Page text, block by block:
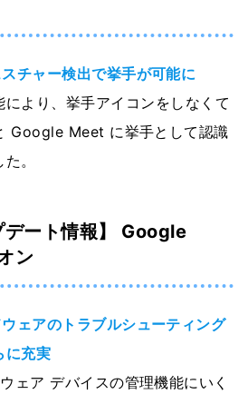
チャー検出で挙手が可能に
により、挙手アイコンをしなくて
Google Meet に挙手として認識
。
デート情報】 Google
ン
ェアのトラブルシューティング
に充実
ェア デバイスの管理機能にいく